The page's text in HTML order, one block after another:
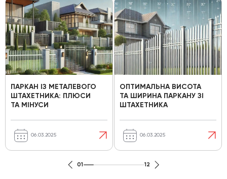
ПАРКАН ІЗ МЕТАЛЕВОГО
ШТАХЕТНИКА: ПЛЮСИ
ТА МІНУСИ
06.03.2025
ОПТИМАЛЬНА ВИСОТА
ТА ШИРИНА ПАРКАНУ ЗІ
ШТАХЕТНИКА
06.03.2025
01 12